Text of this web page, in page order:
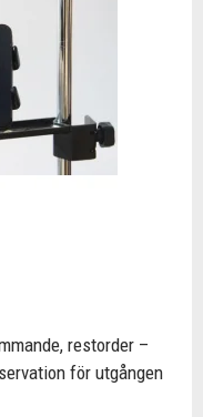
restorder –
för utgången